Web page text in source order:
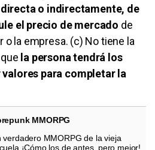
o indirectamente, de
el precio de mercado de
la empresa. (c) No tiene la
la persona tendrá los
para completar la
MMORPG
verdadero MMORPG de la vieja
¡Cómo los de antes, pero mejor!